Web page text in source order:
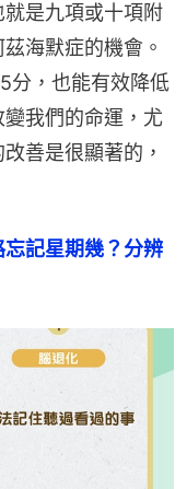
是九項或十項附
海默症的機會。
分，也能有效降低
我們的命運，尤
善是很顯著的，
忘記星期幾？分辨